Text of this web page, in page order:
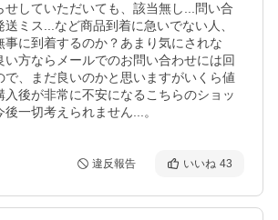
せしていただいても、該当無し...問い合
ミス...など商品到着に急いでない人、
事に到着するのか？あまり気にされな
い方ならメールでのお問い合わせには回
で、まだ良いのかと思いますがいくら値
入後が非常に不安になるこちらのショッ
一切考えられません...。
違反報告 いいね 43